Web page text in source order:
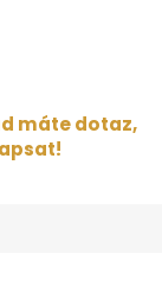
máte dotaz,